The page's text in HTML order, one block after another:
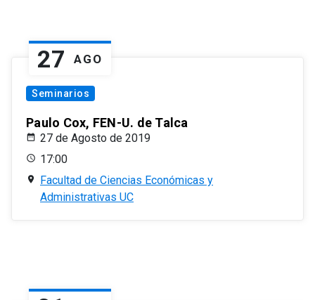
27 AGO
Seminarios
Paulo Cox, FEN-U. de Talca
27 de Agosto de 2019
17:00
Facultad de Ciencias Económicas y
Administrativas UC